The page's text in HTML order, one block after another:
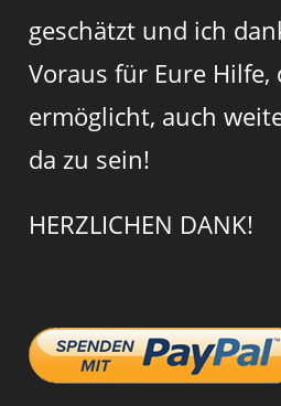
geschätzt und ich
Voraus für Eure Hilfe,
ermöglicht, auch
da zu sein!
HERZLICHEN DANK!